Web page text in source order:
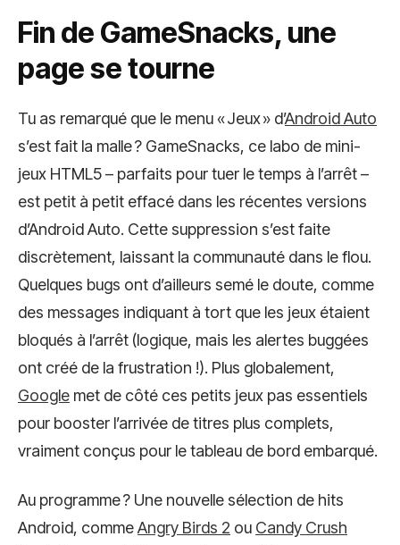
Fin de GameSnacks, une
page se tourne
Tu as remarqué que le menu « Jeux » d’Android Auto
s’est fait la malle ? GameSnacks, ce labo de mini-
jeux HTML5 – parfaits pour tuer le temps à l’arrêt –
est petit à petit effacé dans les récentes versions
d’Android Auto. Cette suppression s’est faite
discrètement, laissant la communauté dans le flou.
Quelques bugs ont d’ailleurs semé le doute, comme
des messages indiquant à tort que les jeux étaient
bloqués à l’arrêt (logique, mais les alertes buggées
ont créé de la frustration !). Plus globalement,
Google met de côté ces petits jeux pas essentiels
pour booster l’arrivée de titres plus complets,
vraiment conçus pour le tableau de bord embarqué.
Au programme ? Une nouvelle sélection de hits
Android, commeAngry Birds 2 ou Candy Crush